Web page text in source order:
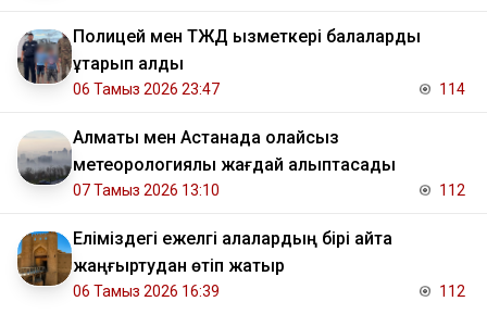
Полицей мен ТЖД қызметкері балаларды
құтқарып қалды
06 Тамыз 2026 23:47 114
Алматы мен Астанада қолайсыз
метеорологиялық жағдай қалыптасады
07 Тамыз 2026 13:10 112
Еліміздегі ежелгі қалалардың бірі қайта
жаңғыртудан өтіп жатыр
06 Тамыз 2026 16:39 112